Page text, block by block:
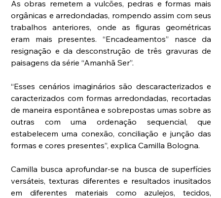
As obras remetem a vulcões, pedras e formas mais
orgânicas e arredondadas, rompendo assim com seus
trabalhos anteriores, onde as figuras geométricas
eram mais presentes. “Encadeamentos” nasce da
resignação e da desconstrução de três gravuras de
paisagens da série “Amanhã Ser”.
“Esses cenários imaginários são descaracterizados e
caracterizados com formas arredondadas, recortadas
de maneira espontânea e sobrepostas umas sobre as
outras com uma ordenação sequencial, que
estabelecem uma conexão, conciliação e junção das
formas e cores presentes”, explica Camilla Bologna.
Camilla busca aprofundar-se na busca de superfícies
versáteis, texturas diferentes e resultados inusitados
em diferentes materiais como azulejos, tecidos,